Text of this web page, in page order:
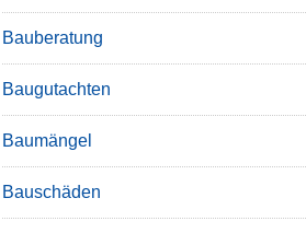
Bauberatung
Baugutachten
Baumängel
Bauschäden